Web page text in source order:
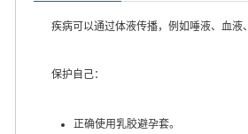
疾病可以通过体液传播，例如唾液、血液
保护自己：
正确使用乳胶避孕套。